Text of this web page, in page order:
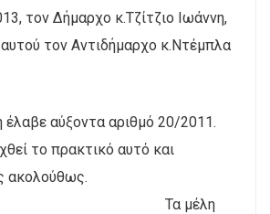
τον Δήμαρχο κ.Τζίτζιο Ιωάννη,
τον Αντιδήμαρχο κ.Ντέμπλα
αύξοντα αριθμό 20/2011.
το πρακτικό αυτό και
ακολούθως.
Τα μέλη